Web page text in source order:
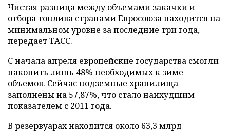
Чистая разница между объемами закачки и
отбора топлива странами Евросоюза находится на
минимальном уровне за последние три года,
передаетТАСС.
С начала апреля европейские государства смогли
накопить лишь 48% необходимых к зиме
объемов. Сейчас подземные хранилища
заполнены на 57,87%, что стало наихудшим
показателем с 2011 года.
В резервуарах находится около 63,3 млрд